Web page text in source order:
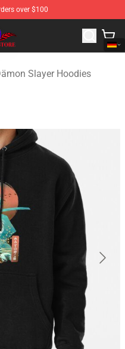
over $100
Kimetsu no Yaiba
Slayer Hoodies